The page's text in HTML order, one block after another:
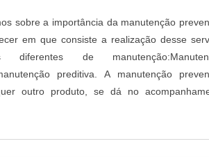
sobre a importância da manutenção
em que consiste a realização desse
de
preditiva. A manutenção
outro produto, se dá no
o d...